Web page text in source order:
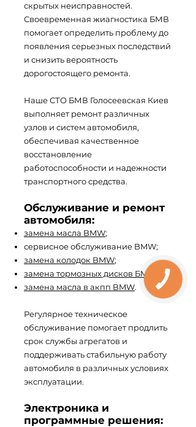
скрытых неисправностей.
Своевременная жиагностика БМВ
помогает определить проблему до
появления серьезных последствий
и снизить вероятность
дорогостоящего ремонта.
Наше СТО БМВ Голосеевская Киев
выполняет ремонт различных
узлов и систем автомобиля,
обеспечивая качественное
восстановление
работоспособности и надежности
транспортного средства.
Обслуживание и ремонт
автомобиля:
замена масла BMW;
сервисное обслуживание BMW;
замена колодок BMW;
замена тормозных дисков БМВ
замена масла в акпп BMW.
Регулярное техническое
обслуживание помогает продлить
срок службы агрегатов и
поддерживать стабильную работу
автомобиля в различных условиях
эксплуатации.
Электроника и
программные решения: